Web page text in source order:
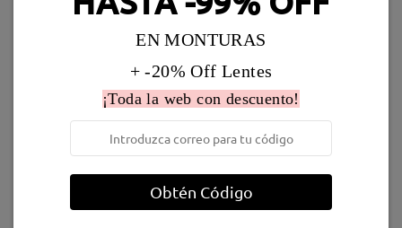
Enviado
detalles
Marcos Similares
24,95 € K28606
EN MONTURAS
+ -20% Off Lentes
¡Toda la web con descuento!
Obtén Código